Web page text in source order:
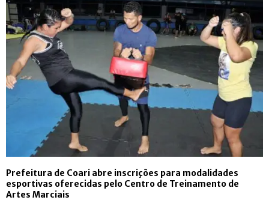
Prefeitura de Coari abre inscrições para modalidades
esportivas oferecidas pelo Centro de Treinamento de
Artes Marciais